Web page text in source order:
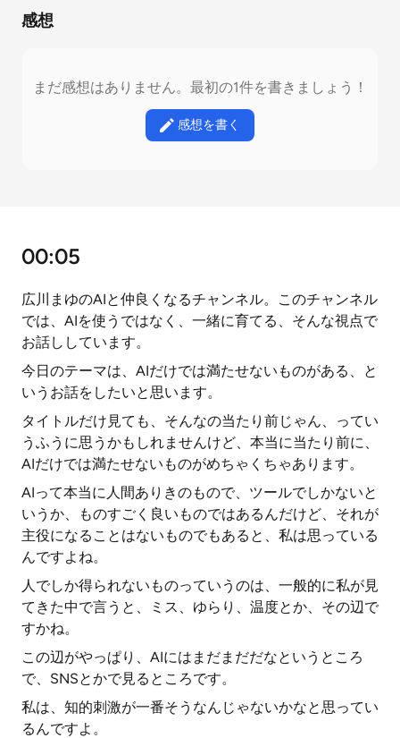
感想
まだ感想はありません。最初の1件を書きましょう！
感想を書く
00:05
広川まゆのAIと仲良くなるチャンネル。このチャンネル
では、AIを使うではなく、一緒に育てる、そんな視点で
お話ししています。
今日のテーマは、AIだけでは満たせないものがある、と
いうお話をしたいと思います。
タイトルだけ見ても、そんなの当たり前じゃん、ってい
うふうに思うかもしれませんけど、本当に当たり前に、
AIだけでは満たせないものがめちゃくちゃあります。
AIって本当に人間ありきのもので、ツールでしかないと
いうか、ものすごく良いものではあるんだけど、それが
主役になることはないものでもあると、私は思っている
んですよね。
人でしか得られないものっていうのは、一般的に私が見
てきた中で言うと、ミス、ゆらり、温度とか、その辺で
すかね。
この辺がやっぱり、AIにはまだまだだなというところ
で、SNSとかで見るところです。
私は、知的刺激が一番そうなんじゃないかなと思ってい
るんですよ。